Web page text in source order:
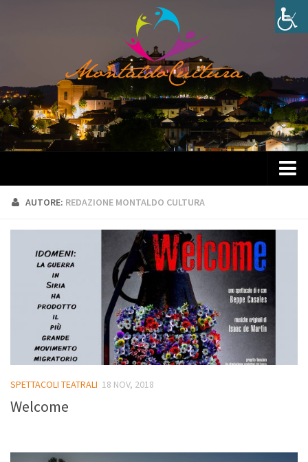
Home
Statuto
Consiglio direttivo
Attività associative
Mostre
Conferenze
Concerti
Spettacoli teatrali
Eventi di socializzazione
AUTORE: REDAZIONE MONTALDO CULTURA
SPETTACOLI TEATRALI 18 NOV, 2018
Welcome